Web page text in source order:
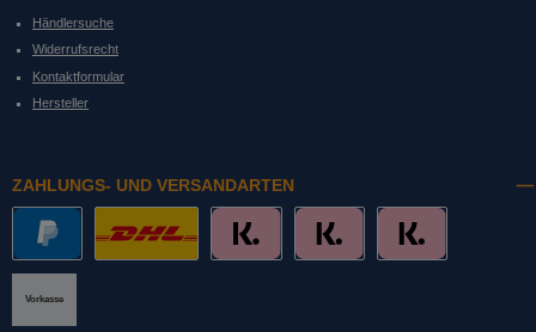
Händlersuche
Widerrufsrecht
Kontaktformular
Hersteller
ZAHLUNGS- UND VERSANDARTEN
Vorkasse